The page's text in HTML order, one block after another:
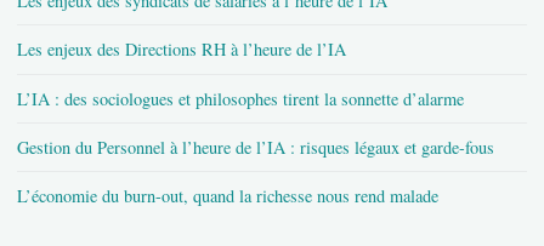
Les enjeux des Directions RH à l’heure de l’IA
L’IA : des sociologues et philosophes tirent la sonnette d’alarme
Gestion du Personnel à l’heure de l’IA : risques légaux et garde-fous
L’économie du burn-out, quand la richesse nous rend malade